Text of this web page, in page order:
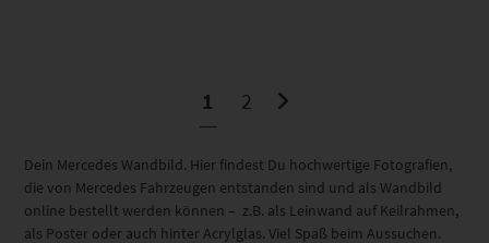
1 2
Dein Mercedes Wandbild. Hier findest Du hochwertige Fotografien,
die von Mercedes Fahrzeugen entstanden sind und als Wandbild
online bestellt werden können – z.B. als Leinwand auf Keilrahmen,
als Poster oder auch hinter Acrylglas. Viel Spaß beim Aussuchen.